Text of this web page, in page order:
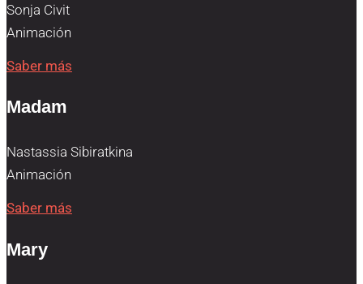
Sonja Civit
Animación
Saber más
Madam
Nastassia Sibiratkina
Animación
Saber más
Mary